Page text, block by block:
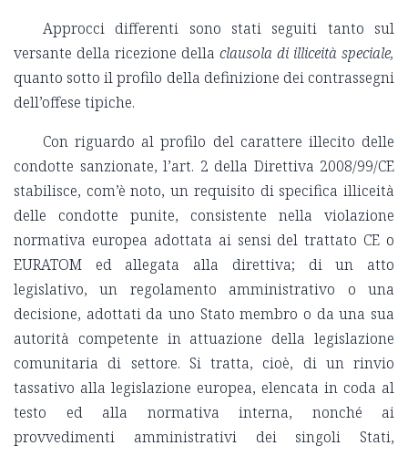
Approcci differenti sono stati seguiti tanto sul
versante della ricezione della clausola di illiceità speciale,
quanto sotto il profilo della definizione dei contrassegni
dell’offese tipiche.
Con riguardo al profilo del carattere illecito delle
condotte sanzionate, l’art. 2 della Direttiva 2008/99/CE
stabilisce, com’è noto, un requisito di specifica illiceità
delle condotte punite, consistente nella violazione
normativa europea adottata ai sensi del trattato CE o
EURATOM ed allegata alla direttiva; di un atto
legislativo, un regolamento amministrativo o una
decisione, adottati da uno Stato membro o da una sua
autorità competente in attuazione della legislazione
comunitaria di settore. Si tratta, cioè, di un rinvio
tassativo alla legislazione europea, elencata in coda al
testo ed alla normativa interna, nonché ai
provvedimenti amministrativi dei singoli Stati,